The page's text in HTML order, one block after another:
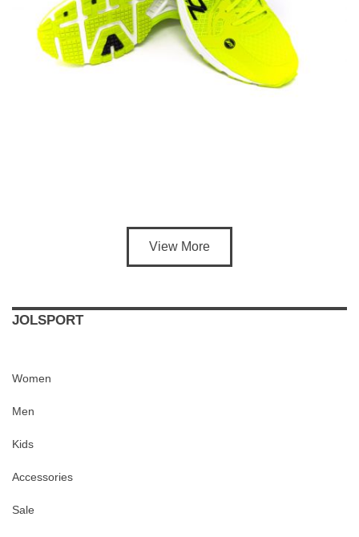
View More
JOLSPORT
Women
Men
Kids
Accessories
Sale